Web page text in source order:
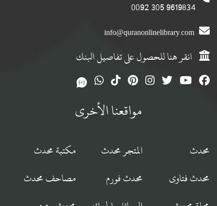
9619834 305 0092
info@quranonlinelibrary.com
انقر هنا للحصول على تفاصيل البنك
مواقعنا الأخرى
محدث المتجر محدث
مكتبة محدث
محدث فتاوى
محدث فورم
مصاحف محدث